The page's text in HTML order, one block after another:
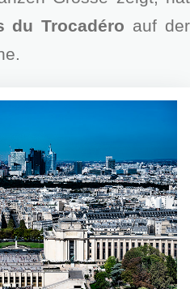
du Trocadéro auf der